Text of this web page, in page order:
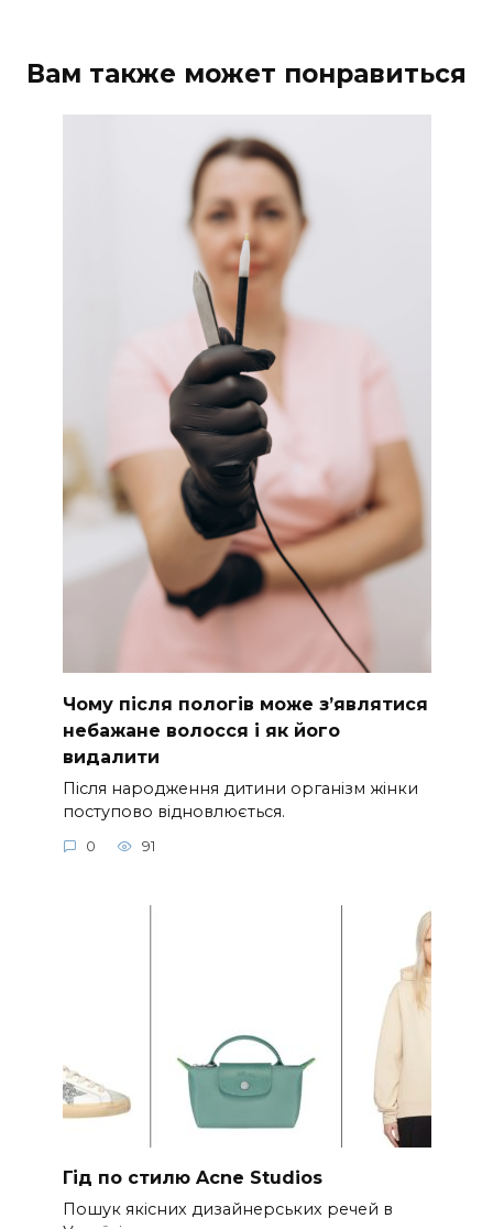
Вам также может понравиться
Чому після пологів може з’являтися
небажане волосся і як його
видалити
Після народження дитини організм жінки
поступово відновлюється.
0 91
Гід по стилю Acne Studios
Пошук якісних дизайнерських речей в